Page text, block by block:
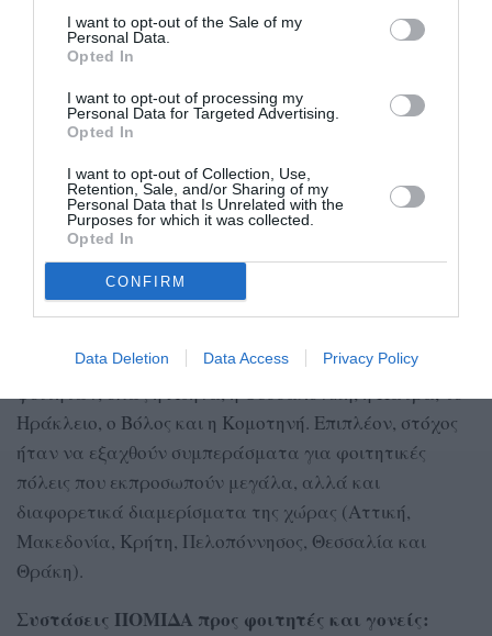
I want to opt-out of the Sale of my
Personal Data.
Opted In
I want to opt-out of processing my
Personal Data for Targeted Advertising.
Opted In
I want to opt-out of Collection, Use,
Retention, Sale, and/or Sharing of my
Personal Data that Is Unrelated with the
Purposes for which it was collected.
Opted In
CONFIRM
Data Deletion Data Access Privacy Policy
προκαλούν το ενδιαφέρον των φοιτητών, ήτοι δυάρια
ή γκαρσονιέρες απολύτως τυπικής κατασκευής που δεν
ωφελούνται από ιδιαίτερα χαρακτηριστικά ή
εξαιρετικά προνομιακή θέση. Ως περιοχές μελέτης
ορίστηκαν οι εξής:
Αθήνα (Ζωγράφου, Πανεπιστημιούπολη, Γουδή, Ιλίσια)
/ Θεσσαλονίκη (Κέντρο) / Πάτρα (Κέντρο) / Ηράκλειο
(Κέντρο) / Βόλος (Κέντρο) / Κομοτηνή (Κέντρο).
Αναφορικά με την επιλογή των περιοχών μελέτης,
φοιτητικών πόλεων της Ελλάδας με σημαντικό αριθμό
φοιτητών, όπως η Αθήνα, η Θεσσαλονίκη, η Πάτρα, το
Ηράκλειο, ο Βόλος και η Κομοτηνή. Επιπλέον, στόχος
ήταν να εξαχθούν συμπεράσματα για φοιτητικές
πόλεις που εκπροσωπούν μεγάλα, αλλά και
διαφορετικά διαμερίσματα της χώρας (Αττική,
Μακεδονία, Κρήτη, Πελοπόννησος, Θεσσαλία και
Θράκη).
Συστάσεις ΠΟΜΙΔΑ προς φοιτητές και γονείς: